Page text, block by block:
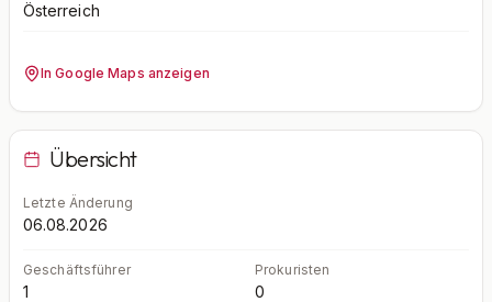
Österreich
In Google Maps anzeigen
Übersicht
Letzte Änderung
06.08.2026
Geschäftsführer
1
Prokuristen
0